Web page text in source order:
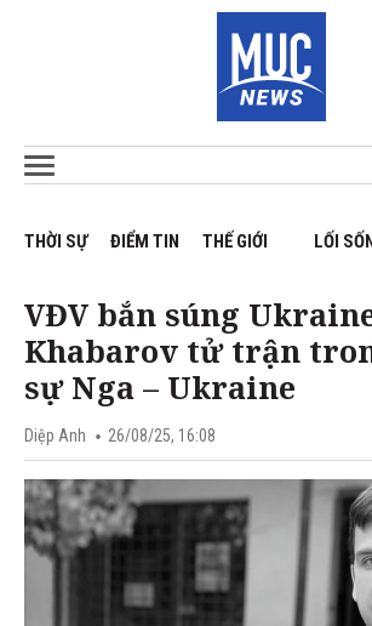
THỜI SỰ ĐIỂM TIN THẾ GIỚI LỐI
VĐV bắn súng
Khabarov tử trận
sự Nga – Ukraine
Diệp Anh 26/08/25, 16:08